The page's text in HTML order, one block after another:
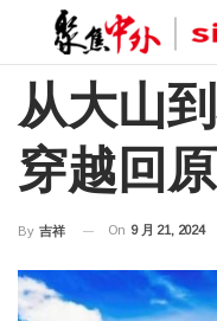
从大山
穿越回
By 吉祥 On 9 月 21, 2024